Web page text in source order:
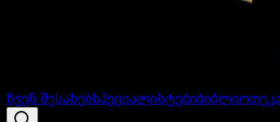
ჩვენ შესახებსპეციალისტები